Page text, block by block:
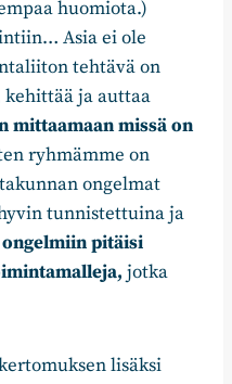
huomiota.)
Asia ei ole
tehtävä on
ja auttaa
mittaamaan missä on
ryhmämme on
ongelmat
tunnistettuina ja
ongelmiin pitäisi
jotka
lisäksi